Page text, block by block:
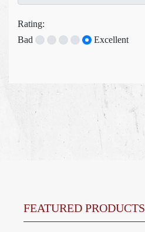
Rating:
Bad
Excellent
FEATURED PRODUCTS